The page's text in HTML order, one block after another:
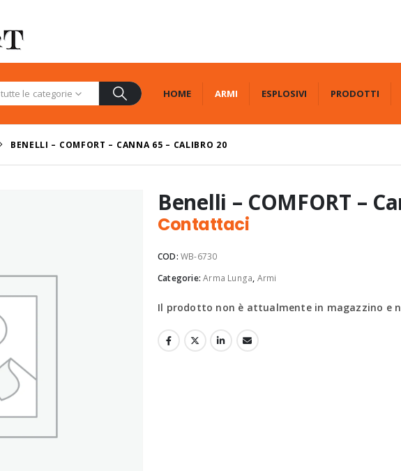
tutte le categorie HOME ARMI ESPLOSIVI PRODOTTI
BENELLI – COMFORT – CANNA 65 – CALIBRO 20
Benelli – COMFORT –
Contattaci
COD: WB-6730
Categorie:Arma Lunga, Armi
Il prodotto non è attualmente in magazzino e